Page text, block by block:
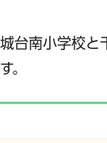
台南小学校と
。